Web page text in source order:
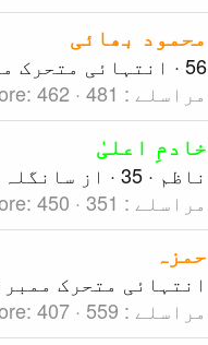
محمود بھائی
انتہائی متحرک · 56
مراسلے
481
462
خادمِ اعلیٰ
ناظم ·
· از
مراسلے
351
450
حمزہ
انتہائی متحرک ممبر
مراسلے
559
407